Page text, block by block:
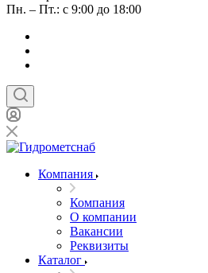
Пн. – Пт.: с 9:00 до 18:00
Компания
Компания
О компании
Вакансии
Реквизиты
Каталог